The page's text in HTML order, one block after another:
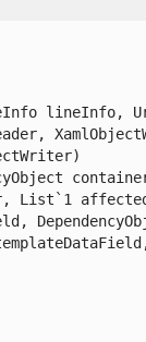
lineInfo,
List`1